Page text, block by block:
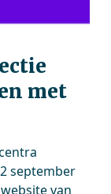
met
september
van